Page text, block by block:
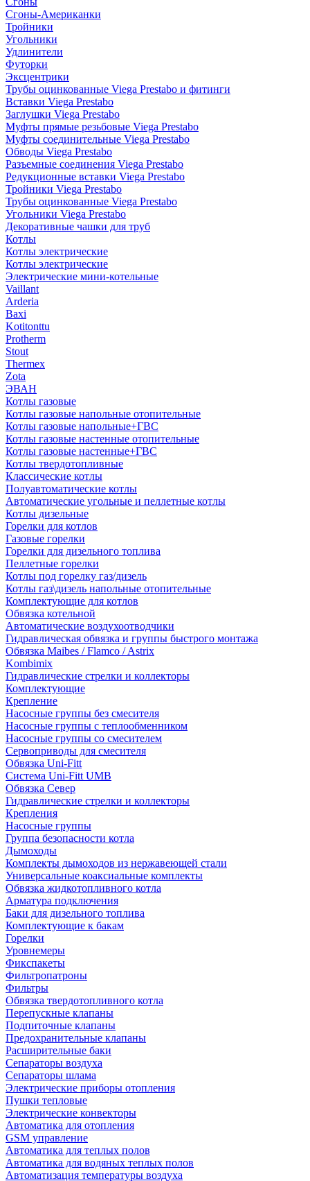
Сгоны-Американки
Тройники
Угольники
Удлинители
Футорки
Эксцентрики
Трубы оцинкованные Viega Prestabo и фитинги
Вставки Viega Prestabo
Заглушки Viega Prestabo
Муфты прямые резьбовые Viega Prestabo
Муфты соединительные Viega Prestabo
Обводы Viega Prestabo
Разъемные соединения Viega Prestabo
Редукционные вставки Viega Prestabo
Тройники Viega Prestabo
Трубы оцинкованные Viega Prestabo
Угольники Viega Prestabo
Декоративные чашки для труб
Котлы
Котлы электрические
Котлы электрические
Электрические мини-котельные
Vaillant
Arderia
Baxi
Kotitonttu
Protherm
Stout
Thermex
Zota
ЭВАН
Котлы газовые
Котлы газовые напольные отопительные
Котлы газовые напольные+ГВС
Котлы газовые настенные отопительные
Котлы газовые настенные+ГВС
Котлы твердотопливные
Классические котлы
Полуавтоматические котлы
Автоматические угольные и пеллетные котлы
Котлы дизельные
Горелки для котлов
Газовые горелки
Горелки для дизельного топлива
Пеллетные горелки
Котлы под горелку газ/дизель
Котлы газ\дизель напольные отопительные
Комплектующие для котлов
Обвязка котельной
Автоматические воздухоотводчики
Гидравлическая обвязка и группы быстрого монтажа
Обвязка Maibes / Flamco / Astrix
Kombimix
Гидравлические стрелки и коллекторы
Комплектующие
Крепление
Насосные группы без смесителя
Насосные группы с теплообменником
Насосные группы со смесителем
Сервоприводы для смесителя
Обвязка Uni-Fitt
Система Uni-Fitt UMB
Обвязка Север
Гидравлические стрелки и коллекторы
Крепления
Насосные группы
Группа безопасности котла
Дымоходы
Комплекты дымоходов из нержавеющей стали
Универсальные коаксиальные комплекты
Обвязка жидкотопливного котла
Арматура подключения
Баки для дизельного топлива
Комплектующие к бакам
Горелки
Уровнемеры
Фикспакеты
Фильтропатроны
Фильтры
Обвязка твердотопливного котла
Перепускные клапаны
Подпиточные клапаны
Предохранительные клапаны
Расширительные баки
Сепараторы воздуха
Сепараторы шлама
Электрические приборы отопления
Пушки тепловые
Электрические конвекторы
Автоматика для отопления
GSM управление
Автоматика для теплых полов
Автоматика для водяных теплых полов
Автоматизация температуры воздуха